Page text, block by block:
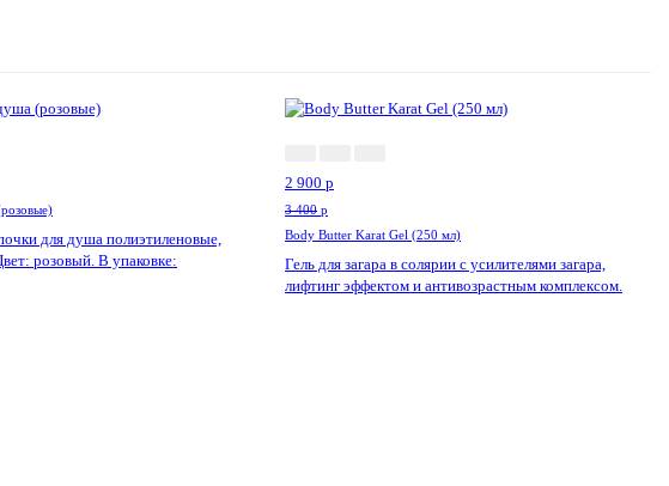
для душа полиэтиленовые,
розовый. В упаковке:
2 900 p
3 400 p
Body Butter Karat Gel (250 мл)
Гель для загара в солярии с усилителями загара,
лифтинг эффектом и антивозрастным комплексом.